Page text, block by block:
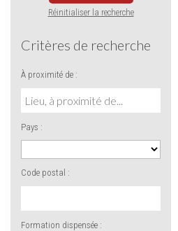
Réinitialiser la recherche
Critères de recherche
À proximité de :
Pays :
Code postal :
Formation dispensée :